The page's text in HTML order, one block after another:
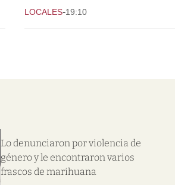
LOCALES-19:10
Lo denunciaron por violencia de
género y le encontraron varios
frascos de marihuana